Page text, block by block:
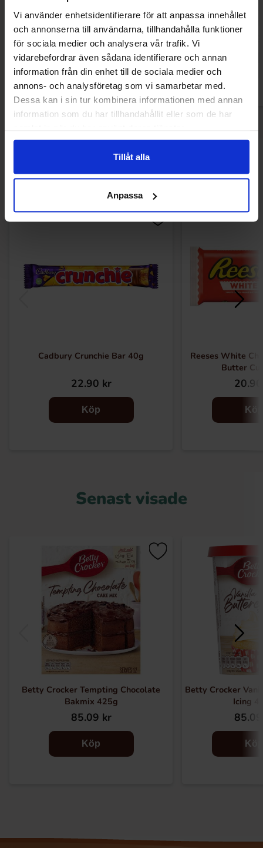
Vi använder enhetsidentifierare för att anpassa innehållet
och annonserna till användarna, tillhandahålla funktioner
för sociala medier och analysera vår trafik. Vi
vidarebefordrar även sådana identifierare och annan
information från din enhet till de sociala medier och
annons- och analysföretag som vi samarbetar med.
Dessa kan i sin tur kombinera informationen med annan
information som du har tillhandahållit eller som de har
Tillåt alla
Anpassa
Betty Crocker Zesty Lemon Cake
Bakmix 425g(BF:2026-08-14)
85.09 kr 39 kr
Betty Crocker
Brownie
Andra gillade
Cadbury Crunchie Bar 40g
22.90 kr
Köp
Reeses White
Butter
Köp
Senast visade
Betty Crocker Tempting Chocolate
Bakmix 425g
85.09 kr
Köp
Betty Crocker
Icing
Köp